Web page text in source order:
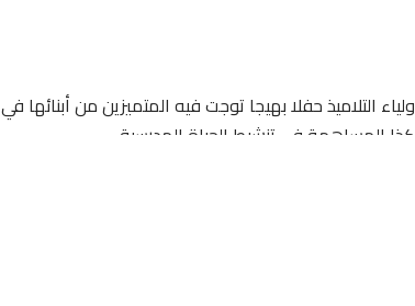
التلاميذ حفلا بهيجا توجت فيه المتميزين من أبنائها في
المساهمة في تنشيط الحياة المدرسية.